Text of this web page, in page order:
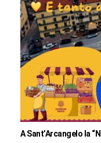
A Sant’Arcangelo la